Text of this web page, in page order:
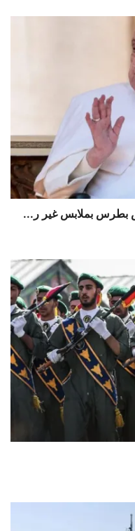
بطرس بملابس غير ر...